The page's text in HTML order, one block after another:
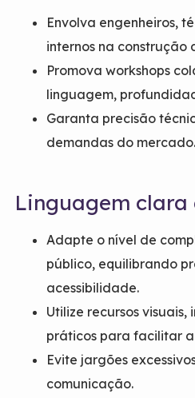
Envolva engenheiros,
internos na construção
Promova workshops
linguagem,
Garanta precisão
demandas do mercado.
Linguagem
Adapte o nível de
público, equilibrando
acessibilidade.
Utilize recursos
práticos para facilitar
Evite jargões
comunicação.